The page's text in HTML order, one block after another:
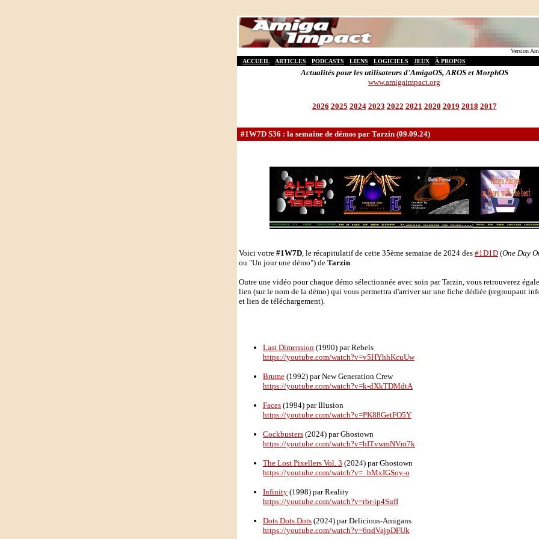
Version
ACCUEIL
ARTICLES PODCASTS LIENS LOGICIELS JEUX À PROPOS
Actualités pour les utilisateurs d'AmigaOS, AROS et MorphOS
www.amigaimpact.org
2026 2025 2024 2023 2022 2021 2020 2019 2018 2017
#1W7D S36 : la semaine de démos par Tarzin (09.09.24)
Voici votre #1W7D, le récapitulatif de cette 35ème semaine de 2024 des #1D1D (One Day
ou "Un jour une démo") de Tarzin.
Outre une vidéo pour chaque démo sélectionnée avec soin par Tarzin, vous retrouverez
lien (sur le nom de la démo) qui vous permettra d'arriver sur une fiche dédiée (regroupant
et lien de téléchargement).
Last Dimension (1990) par Rebels
https://youtube.com/watch?v=v5HYhhKcuUw
Brume (1992) par New Generation Crew
https://youtube.com/watch?v=k-dXkTDMdtA
Faces (1994) par Illusion
https://youtube.com/watch?v=PK88GetFO5Y
Cockbusters (2024) par Ghostown
https://youtube.com/watch?v=hITvwmNVm7k
The Lost Pixellers Vol. 3 (2024) par Ghostown
https://youtube.com/watch?v=_bMxIGSoy-o
Infinity (1998) par Reality
https://youtube.com/watch?v=rbr-ip4SufI
Dots Dots Dots (2024) par Delicious-Amigans
https://youtube.com/watch?v=6ndVajpDFUk